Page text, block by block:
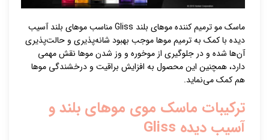
ماسک مو ترمیم کننده موهای بلند Gliss مناسب موهای بلند آسیب
دیده با کمک به ترمیم موها موجب بهبود شانه‌پذیری و حالت‌پذیری
آن‌ها شده و در جلوگیری از موخوره و وز شدن موها نقش مهمی
دارد، همچنین این محصول به افزایش براقیت و درخشندگی موها
هم کمک می‌نماید.
ترکیبات ماسک موی موهای بلند و
آسیب دیده Gliss